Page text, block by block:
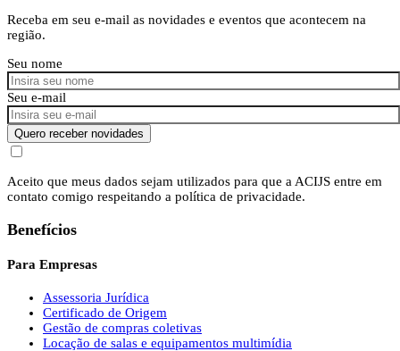
Receba em seu e-mail as novidades e eventos que acontecem na
região.
Seu nome
Seu e-mail
Quero receber novidades
Aceito que meus dados sejam utilizados para que a ACIJS entre em
contato comigo respeitando a política de privacidade.
Benefícios
Para Empresas
Assessoria Jurídica
Certificado de Origem
Gestão de compras coletivas
Locação de salas e equipamentos multimídia